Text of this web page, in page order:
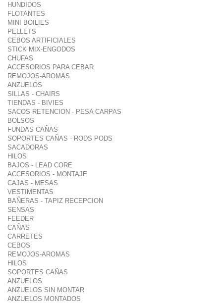
HUNDIDOS
FLOTANTES
MINI BOILIES
PELLETS
CEBOS ARTIFICIALES
STICK MIX-ENGODOS
CHUFAS
ACCESORIOS PARA CEBAR
REMOJOS-AROMAS
ANZUELOS
SILLAS - CHAIRS
TIENDAS - BIVIES
SACOS RETENCION - PESA CARPAS
BOLSOS
FUNDAS CAÑAS
SOPORTES CAÑAS - RODS PODS
SACADORAS
HILOS
BAJOS - LEAD CORE
ACCESORIOS - MONTAJE
CAJAS - MESAS
VESTIMENTAS
BAÑERAS - TAPIZ RECEPCION
SENSAS
FEEDER
CAÑAS
CARRETES
CEBOS
REMOJOS-AROMAS
HILOS
SOPORTES CAÑAS
ANZUELOS
ANZUELOS SIN MONTAR
ANZUELOS MONTADOS